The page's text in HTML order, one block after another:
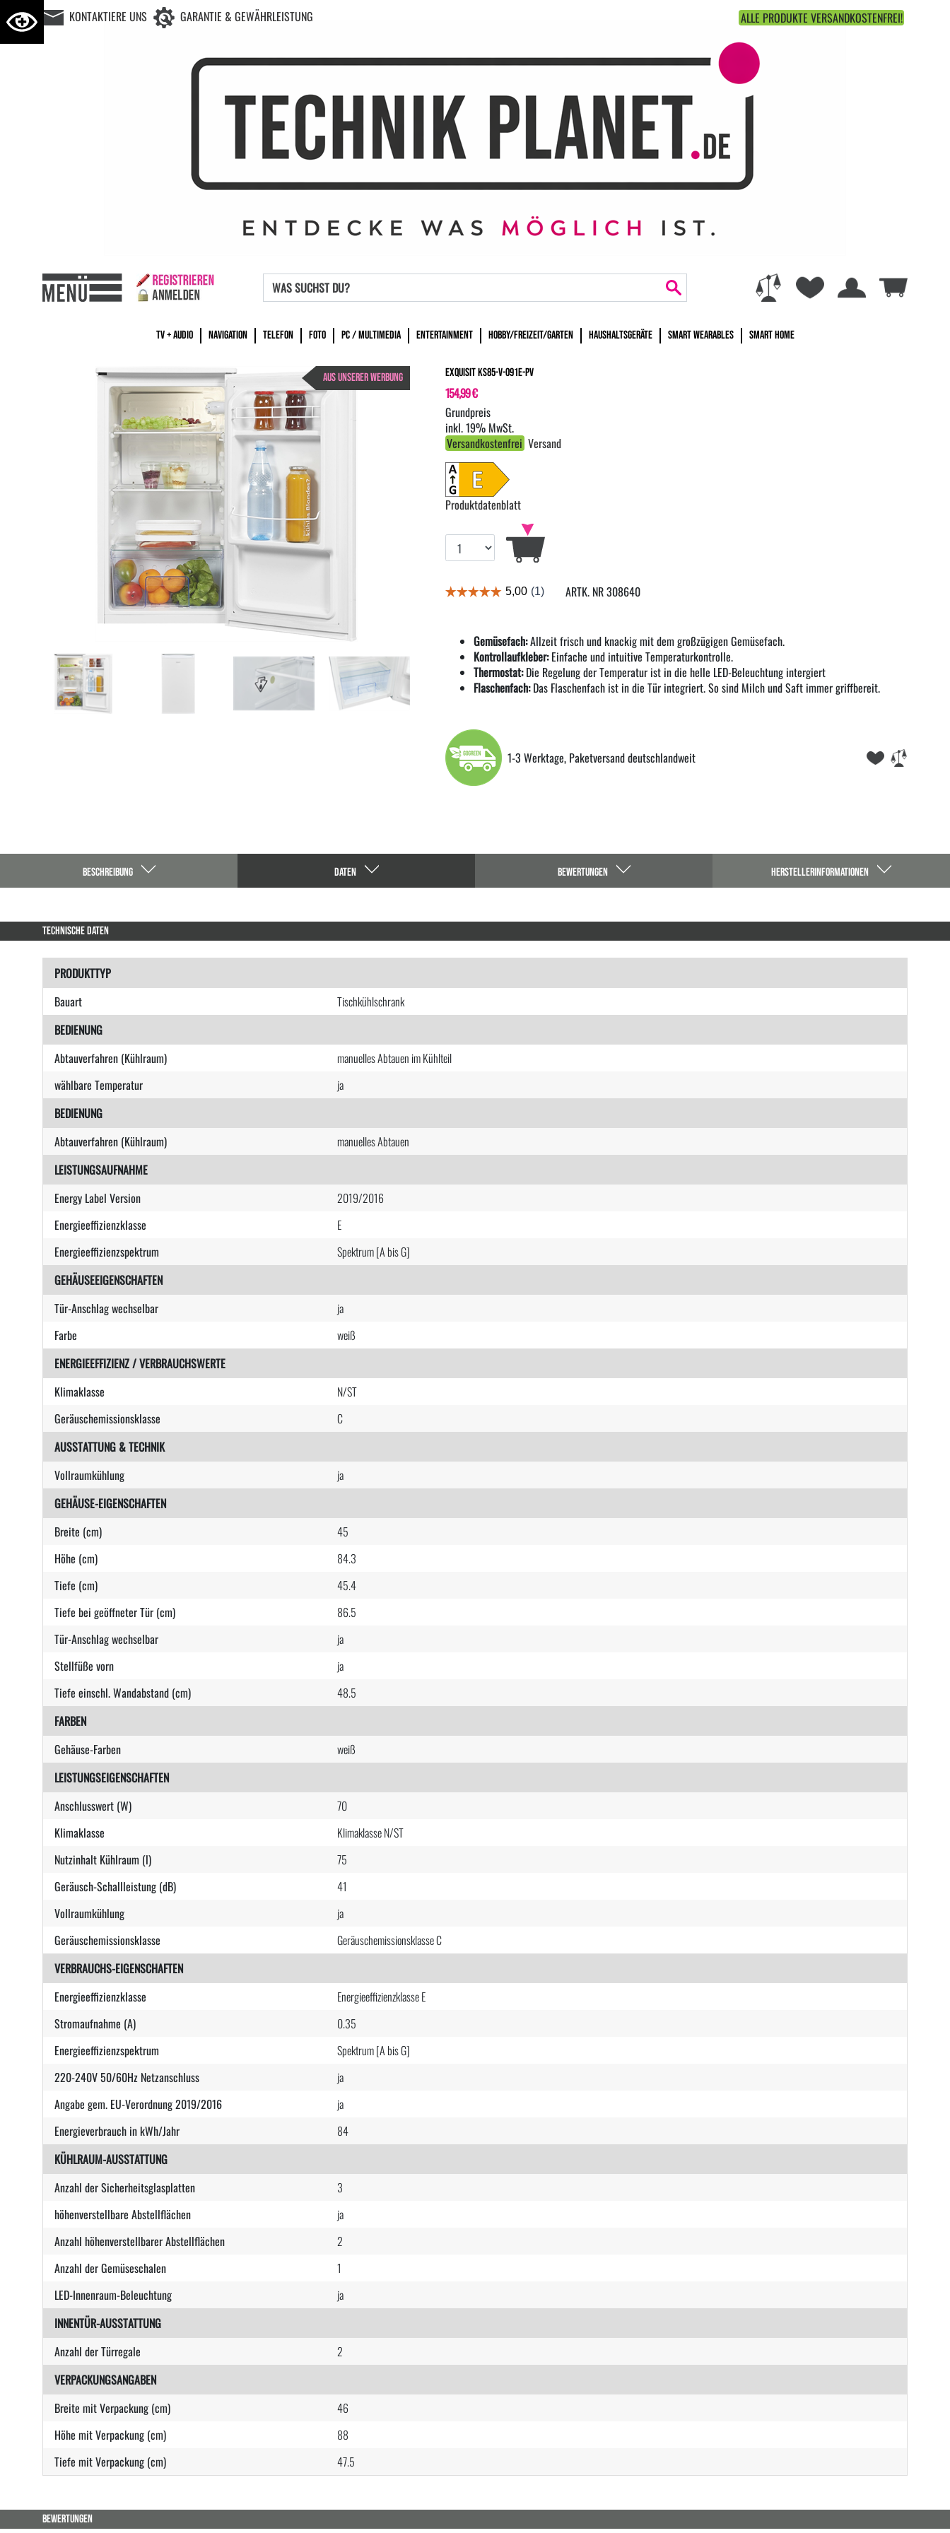
KONTAKTIERE UNS GARANTIE & GEWÄHRLEISTUNG ALLE PRODUKTE VERSANDKOSTENFREI!
TV + AUDIO NAVIGATION TELEFON FOTO PC / MULTIMEDIA ENTERTAINMENT HOBBY/FREIZEIT/GARTEN HAUSHALTSGERÄTE SMART WEARABLES SMART HOME
AUS UNSERER WERBUNG Exquisit KS85-V-091E-PV
ARTK. NR 308640
Gemüsefach:Allzeit frisch und knackig mit dem großzügigen Gemüsefach.
Kontrollaufkleber:Einfache und intuitive Temperaturkontrolle.
Thermostat:Die Regelung der Temperatur ist in die helle LED-Beleuchtung intergiert
Flaschenfach:Das Flaschenfach ist in die Tür integriert. So sind Milch und Saft immer griffbereit.
1-3 Werktage, Paketversand deutschlandweit
154,99 €
inkl. 19% MwSt.
Versandkostenfrei Versand
Produktdatenblatt
BESCHREIBUNG DATEN BEWERTUNGEN HERSTELLERINFORMATIONEN
TECHNISCHE DATEN
PRODUKTTYP
Bauart
Tischkühlschrank
BEDIENUNG
Abtauverfahren (Kühlraum)
manuelles Abtauen im Kühlteil
wählbare Temperatur
ja
BEDIENUNG
Abtauverfahren (Kühlraum)
manuelles Abtauen
LEISTUNGSAUFNAHME
Energy Label Version
2019/2016
Energieeffizienzklasse
E
Energieeffizienzspektrum
Spektrum [A bis G]
GEHÄUSEEIGENSCHAFTEN
Tür-Anschlag wechselbar
ja
Farbe
weiß
ENERGIEEFFIZIENZ / VERBRAUCHSWERTE
Klimaklasse
N/ST
Geräuschemissionsklasse
C
AUSSTATTUNG & TECHNIK
Vollraumkühlung
ja
GEHÄUSE-EIGENSCHAFTEN
Breite (cm)
45
Höhe (cm)
84.3
Tiefe (cm)
45.4
Tiefe bei geöffneter Tür (cm)
86.5
Tür-Anschlag wechselbar
ja
Stellfüße vorn
ja
Tiefe einschl. Wandabstand (cm)
48.5
FARBEN
Gehäuse-Farben
weiß
LEISTUNGSEIGENSCHAFTEN
Anschlusswert (W)
70
Klimaklasse
Klimaklasse N/ST
Nutzinhalt Kühlraum (l)
75
Geräusch-Schallleistung (dB)
41
Vollraumkühlung
ja
Geräuschemissionsklasse
Geräuschemissionsklasse C
VERBRAUCHS-EIGENSCHAFTEN
Energieeffizienzklasse
Energieeffizienzklasse E
Stromaufnahme (A)
0.35
Energieeffizienzspektrum
Spektrum [A bis G]
220-240V 50/60Hz Netzanschluss
ja
Angabe gem. EU-Verordnung 2019/2016
ja
Energieverbrauch in kWh/Jahr
84
KÜHLRAUM-AUSSTATTUNG
Anzahl der Sicherheitsglasplatten
3
höhenverstellbare Abstellflächen
ja
Anzahl höhenverstellbarer Abstellflächen
2
Anzahl der Gemüseschalen
1
LED-Innenraum-Beleuchtung
ja
INNENTÜR-AUSSTATTUNG
Anzahl der Türregale
2
VERPACKUNGSANGABEN
Breite mit Verpackung (cm)
46
Höhe mit Verpackung (cm)
88
Tiefe mit Verpackung (cm)
47.5
BEWERTUNGEN